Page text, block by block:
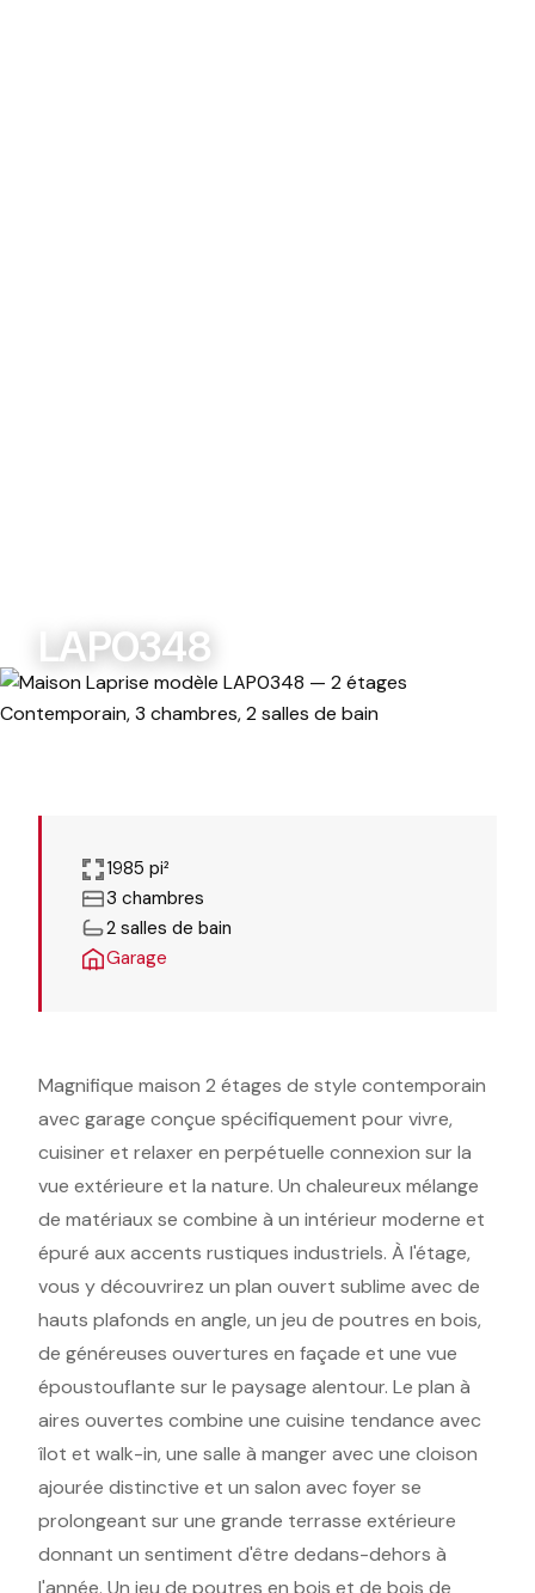
LAP0348
1985 pi²
3 chambres
2 salles de bain
Garage
Magnifique maison 2 étages de style contemporain
avec garage conçue spécifiquement pour vivre,
cuisiner et relaxer en perpétuelle connexion sur la
vue extérieure et la nature. Un chaleureux mélange
de matériaux se combine à un intérieur moderne et
épuré aux accents rustiques industriels. À l'étage,
vous y découvrirez un plan ouvert sublime avec de
hauts plafonds en angle, un jeu de poutres en bois,
de généreuses ouvertures en façade et une vue
époustouflante sur le paysage alentour. Le plan à
aires ouvertes combine une cuisine tendance avec
îlot et walk-in, une salle à manger avec une cloison
ajourée distinctive et un salon avec foyer se
prolongeant sur une grande terrasse extérieure
donnant un sentiment d'être dedans-dehors à
l'année. Un jeu de poutres en bois et de bois de